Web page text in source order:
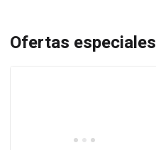
Ofertas especiales